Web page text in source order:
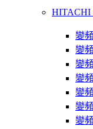
HITACHI
變
變
變
變
變
變
變